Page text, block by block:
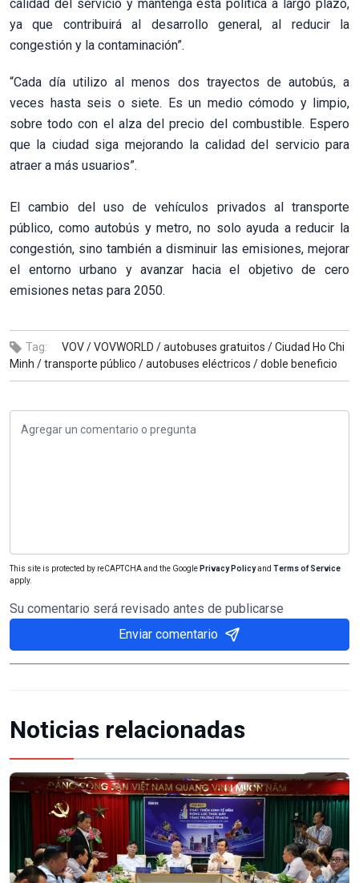
calidad del servicio y mantenga esta política a largo plazo,
ya que contribuirá al desarrollo general, al reducir la
congestión y la contaminación”.
“Cada día utilizo al menos dos trayectos de autobús, a
veces hasta seis o siete. Es un medio cómodo y limpio,
sobre todo con el alza del precio del combustible. Espero
que la ciudad siga mejorando la calidad del servicio para
atraer a más usuarios”.
El cambio del uso de vehículos privados al transporte
público, como autobús y metro, no solo ayuda a reducir la
congestión, sino también a disminuir las emisiones, mejorar
el entorno urbano y avanzar hacia el objetivo de cero
emisiones netas para 2050.
Tag: VOV /VOVWORLD /autobuses gratuitos /Ciudad Ho Chi
Minh /transporte público /autobuses eléctricos /doble beneficio
This site is protected by reCAPTCHA and the Google Privacy Policyand Terms of Service
apply.
Su comentario será revisado antes de publicarse
Enviar comentario
Noticias relacionadas